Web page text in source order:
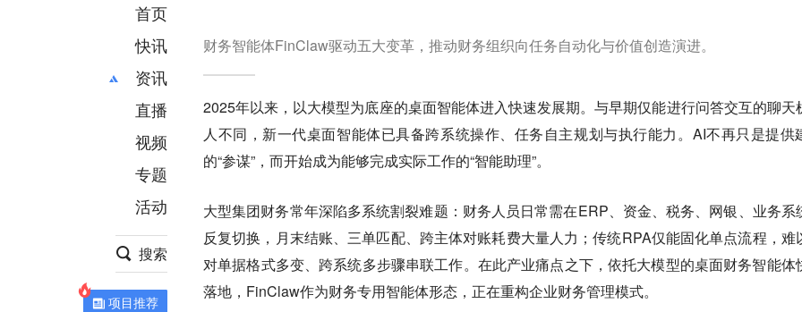
首页
快讯
资讯
推荐
财经
项目推荐
安徽
直播
视频
专题
活动
搜索
项目推荐
财务智能体FinClaw驱动五大变革，推动财务组织向任务自动化与价值创造演进。
2025年以来，以大模型为底座的桌面智能体进入快速发展期。与早期仅能进行问答交互的聊天
人不同，新一代桌面智能体已具备跨系统操作、任务自主规划与执行能力。AI不再只是提供
的“参谋”，而开始成为能够完成实际工作的“智能助理”。
大型集团财务常年深陷多系统割裂难题：财务人员日常需在ERP、资金、税务、网银、业务系
反复切换，月末结账、三单匹配、跨主体对账耗费大量人力；传统RPA仅能固化单点流程，难
对单据格式多变、跨系统多步骤串联工作。在此产业痛点之下，依托大模型的桌面财务智能体
落地，FinClaw作为财务专用智能体形态，正在重构企业财务管理模式。